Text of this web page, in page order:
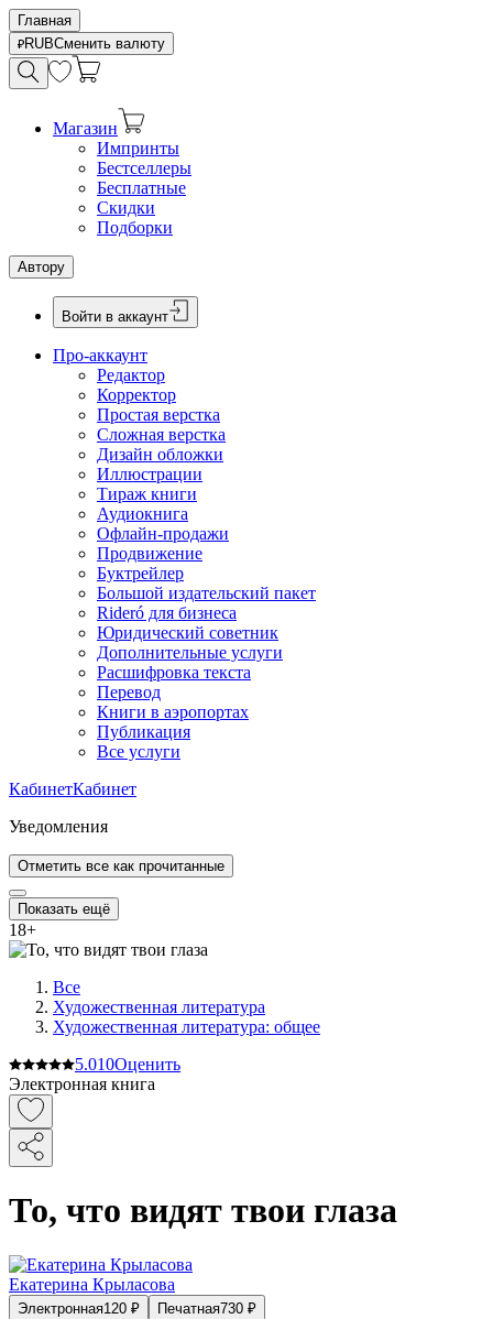
Главная
RUBСменить валюту
Магазин
Импринты
Бестселлеры
Бесплатные
Скидки
Подборки
Автору
Войти в аккаунт
Про-аккаунт
Редактор
Корректор
Простая верстка
Сложная верстка
Дизайн обложки
Иллюстрации
Тираж книги
Аудиокнига
Офлайн-продажи
Продвижение
Буктрейлер
Большой издательский пакет
Rideró для бизнеса
Юридический советник
Дополнительные услуги
Расшифровка текста
Перевод
Книги в аэропортах
Публикация
Все услуги
КабинетКабинет
Уведомления
Отметить все как прочитанные
Показать ещё
18+
Все
Художественная литература
Художественная литература: общее
5.010Оценить
Электронная книга
То, что видят твои глаза
Екатерина Крыласова
Электронная120 ₽ Печатная730 ₽